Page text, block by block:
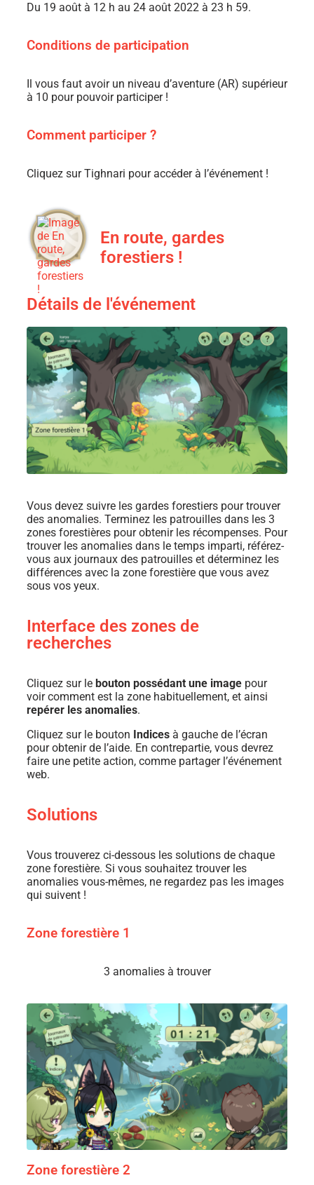
Du 19 août à 12 h au 24 août 2022 à 23 h 59.
Conditions de participation
Il vous faut avoir un niveau d’aventure (AR) supérieur
à 10 pour pouvoir participer !
Comment participer ?
Cliquez sur Tighnari pour accéder à l’événement !
En route, gardes
forestiers !
Détails de l'événement
Vous devez suivre les gardes forestiers pour trouver
des anomalies. Terminez les patrouilles dans les 3
zones forestières pour obtenir les récompenses. Pour
trouver les anomalies dans le temps imparti, référez-
vous aux journaux des patrouilles et déterminez les
différences avec la zone forestière que vous avez
sous vos yeux.
Interface des zones de
recherches
Cliquez sur le bouton possédant une image pour
voir comment est la zone habituellement, et ainsi
repérer les anomalies.
Cliquez sur le bouton Indices à gauche de l’écran
pour obtenir de l’aide. En contrepartie, vous devrez
faire une petite action, comme partager l’événement
web.
Solutions
Vous trouverez ci-dessous les solutions de chaque
zone forestière. Si vous souhaitez trouver les
anomalies vous-mêmes, ne regardez pas les images
qui suivent !
Zone forestière 1
3 anomalies à trouver
Zone forestière 2